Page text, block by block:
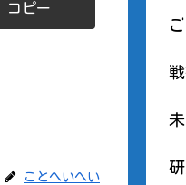
コピー
ことへいへい